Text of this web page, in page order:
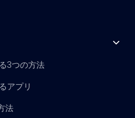
3つの方法
アプリ
法